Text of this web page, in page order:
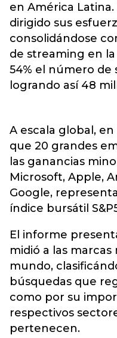
en América
dirigido sus
consolidándose
de streaming en
54% el número de
logrando así 48
A escala global,
que 20 grandes
las ganancias
Microsoft, Apple,
Google,
índice bursátil
El informe
midió a las
mundo,
búsquedas que
como por su
respectivos
pertenecen.